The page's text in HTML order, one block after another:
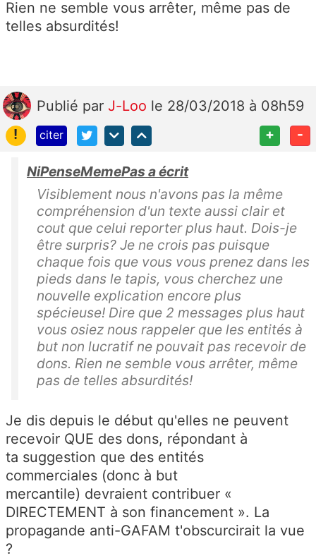
Rien ne semble vous arrêter, même pas de
telles absurdités!
Publié par J-Loo le 28/03/2018 à 08h59
!
citer + -
NiPenseMemePas a écrit
Visiblement nous n'avons pas la même
compréhension d'un texte aussi clair et
cout que celui reporter plus haut. Dois-je
être surpris? Je ne crois pas puisque
chaque fois que vous vous prenez dans les
pieds dans le tapis, vous cherchez une
nouvelle explication encore plus
spécieuse! Dire que 2 messages plus haut
vous osiez nous rappeler que les entités à
but non lucratif ne pouvait pas recevoir de
dons. Rien ne semble vous arrêter, même
pas de telles absurdités!
Je dis depuis le début qu'elles ne peuvent
recevoir QUE des dons, répondant à
ta suggestion que des entités
commerciales (donc à but
mercantile) devraient contribuer «
DIRECTEMENT à son financement ». La
propagande anti-GAFAM t'obscurcirait la vue
?